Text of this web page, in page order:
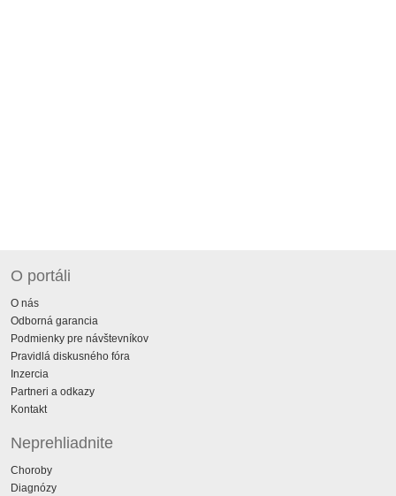
O portáli
O nás
Odborná garancia
Podmienky pre návštevníkov
Pravidlá diskusného fóra
Inzercia
Partneri a odkazy
Kontakt
Neprehliadnite
Choroby
Diagnózy